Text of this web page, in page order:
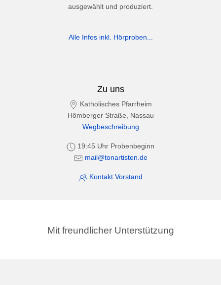
ausgewählt und produziert.
Alle Infos inkl. Hörproben...
Zu uns
Katholisches Pfarrheim
Hömberger Straße, Nassau
Wegbeschreibung
19:45 Uhr Probenbeginn
mail@tonartisten.de
Kontakt Vorstand
Mit freundlicher Unterstützung